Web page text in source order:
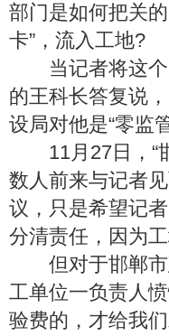
部门是如何把关
卡”，流入工地?
当记者将这个
的王科长答复说
设局对他是“零监管
11月27日，“邯
数人前来与记者
议，只是希望记
分清责任，因为
但对于邯郸市
工单位一负责人
验费的，才给我